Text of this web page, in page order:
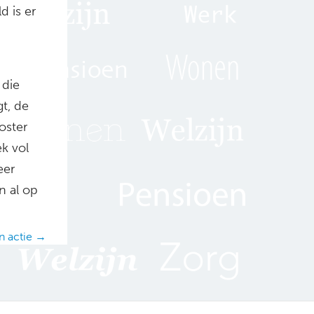
is er
de
vol
al op
actie →